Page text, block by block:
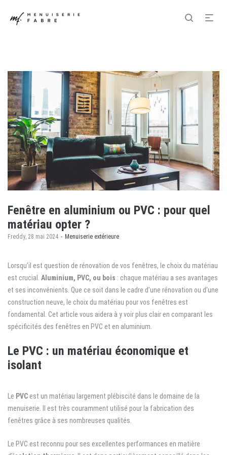
Fenêtre en aluminium ou PVC : pour quel
matériau opter ?
by
Freddy 28 mai 2024 Menuiserie extérieure
Lorsqu’il est question de rénovation de vos fenêtres, le choix du matériau
est crucial. Aluminium, PVC, ou bois : chaque matériau a ses avantages
et ses inconvénients. Que ce soit dans le cadre d’une rénovation ou d’une
construction neuve, le choix du matériau pour vos fenêtres est
fondamental. Cet article vous aidera à y voir plus clair en comparant les
spécificités des fenêtres en PVC et en aluminium.
Le PVC : un matériau économique et
isolant
Le PVC est un matériau largement plébiscité dans le domaine de la
menuiserie. Il est très couramment utilisé pour la fabrication des
fenêtres grâce à ses nombreuses qualités.
Le PVC est reconnu pour ses excellentes performances en matière